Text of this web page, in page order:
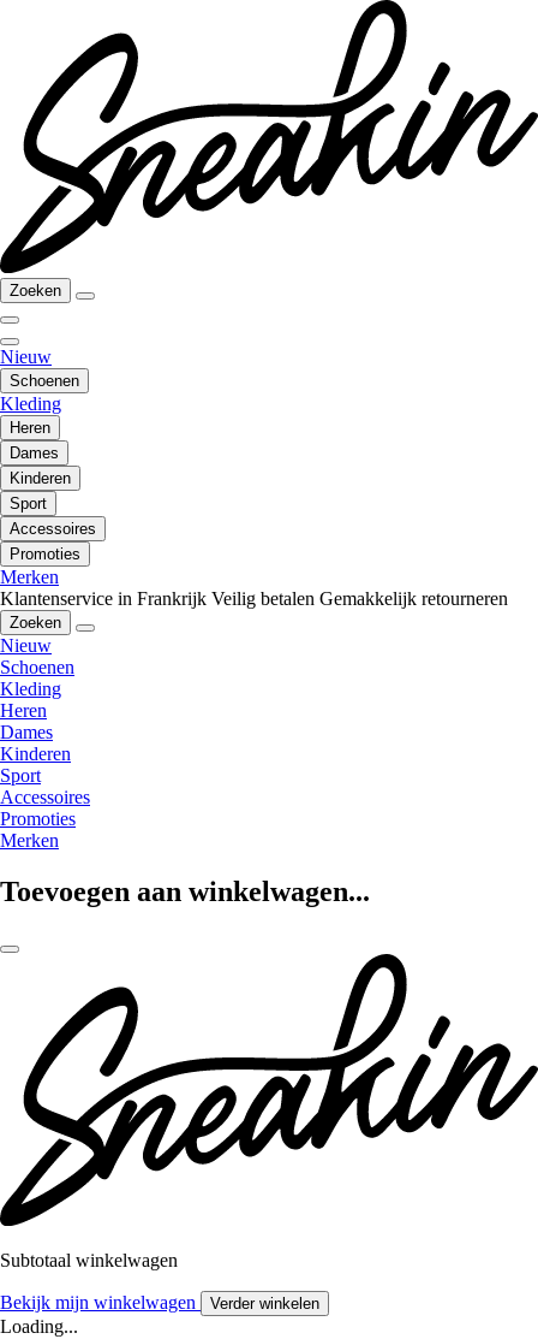
Zoeken
Nieuw
Schoenen
Kleding
Heren
Dames
Kinderen
Sport
Accessoires
Promoties
Merken
Klantenservice in Frankrijk Veilig betalen Gemakkelijk retourneren
Zoeken
Nieuw
Schoenen
Kleding
Heren
Dames
Kinderen
Sport
Accessoires
Promoties
Merken
Toevoegen aan winkelwagen...
Subtotaal winkelwagen
Bekijk mijn winkelwagen Verder winkelen
Loading...